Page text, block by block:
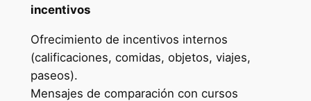
incentivos
Ofrecimiento de incentivos internos
(calificaciones, comidas, objetos, viajes,
paseos).
Mensajes de comparación con cursos